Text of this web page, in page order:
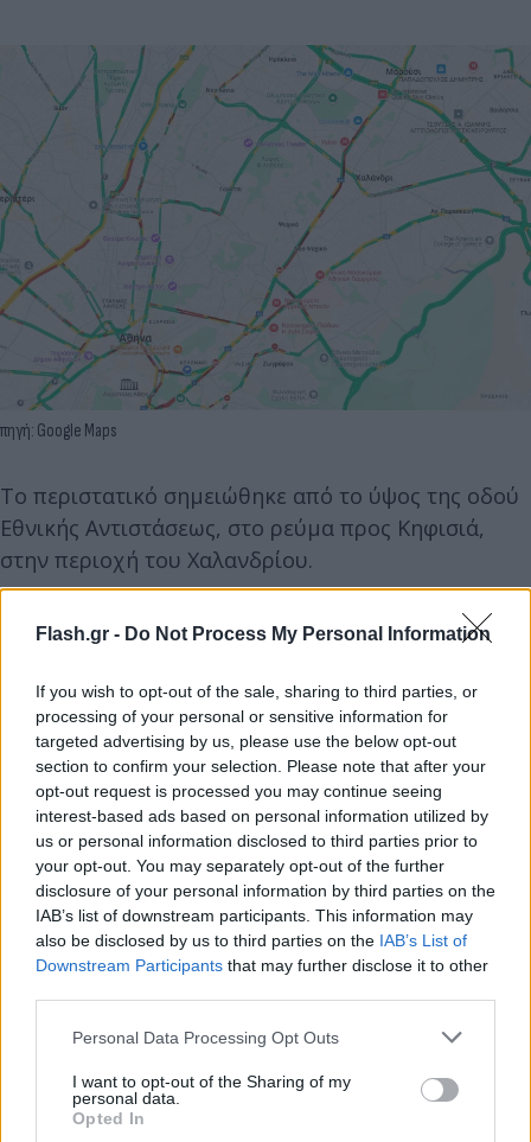
Flash.gr - Do Not Process My Personal Information
If you wish to opt-out of the sale, sharing to third parties, or
processing of your personal or sensitive information for
targeted advertising by us, please use the below opt-out
section to confirm your selection. Please note that after your
opt-out request is processed you may continue seeing
interest-based ads based on personal information utilized by
us or personal information disclosed to third parties prior to
your opt-out. You may separately opt-out of the further
disclosure of your personal information by third parties on the
IAB’s list of downstream participants. This information may
also be disclosed by us to third parties on the IAB’s List of
Downstream Participants that may further disclose it to other
Please note that this website/app uses one or more Google
not limited to your visit or usage behaviour. You may click to
grant or deny consent to Google and its third-party tags to
use your data for below specified purposes in below Google
Personal Data Processing Opt Outs
I want to opt-out of the Sharing of my
personal data.
Opted In
πηγή: Google Maps
Το περιστατικό σημειώθηκε από το ύψος της οδού
Εθνικής Αντιστάσεως, στο ρεύμα προς Κηφισιά,
στην περιοχή του Χαλανδρίου.
Αυτή τη στιγμή η τροχαία βρίσκεται στο σημείο για
την αποκατάσταση της ομαλής ροής και την
απομάκρυνση του σκυροδέματος από το
οδόστρωμα, ενώ συνεργεία έχουν μεταβεί στο
σημείο για να μαζέψουν το μικρό «βουναλάκι» από